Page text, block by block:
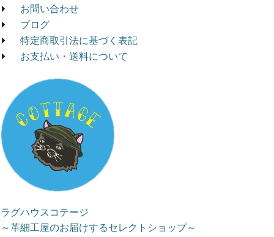
お問い合わせ
ブログ
特定商取引法に基づく表記
お支払い・送料について
ラグハウスコテージ
～革細工屋のお届けするセレクトショップ～